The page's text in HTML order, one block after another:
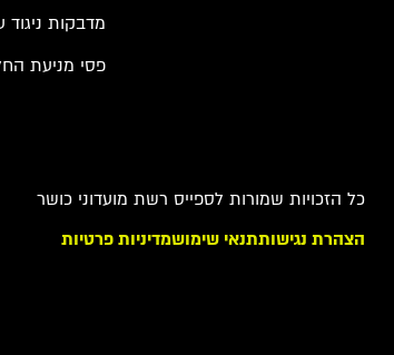
מדבקות ניגוד
פסי מניעת
כל הזכויות שמורות לספייס רשת מועדוני כושר
הצהרת נגישותתנאי שימושמדיניות פרטיות